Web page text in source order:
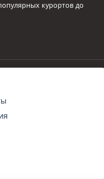
курортов до